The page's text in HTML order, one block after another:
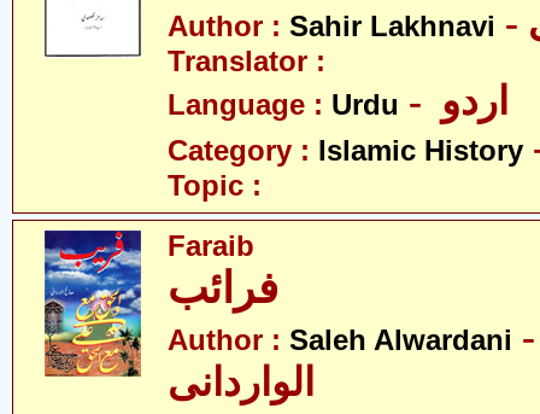
Author : Sahir Lakhnavi
Translator :
Language : Urdu
Category : Islamic History
Topic :
Faraib
Author : Saleh Alwardani
الواردانی